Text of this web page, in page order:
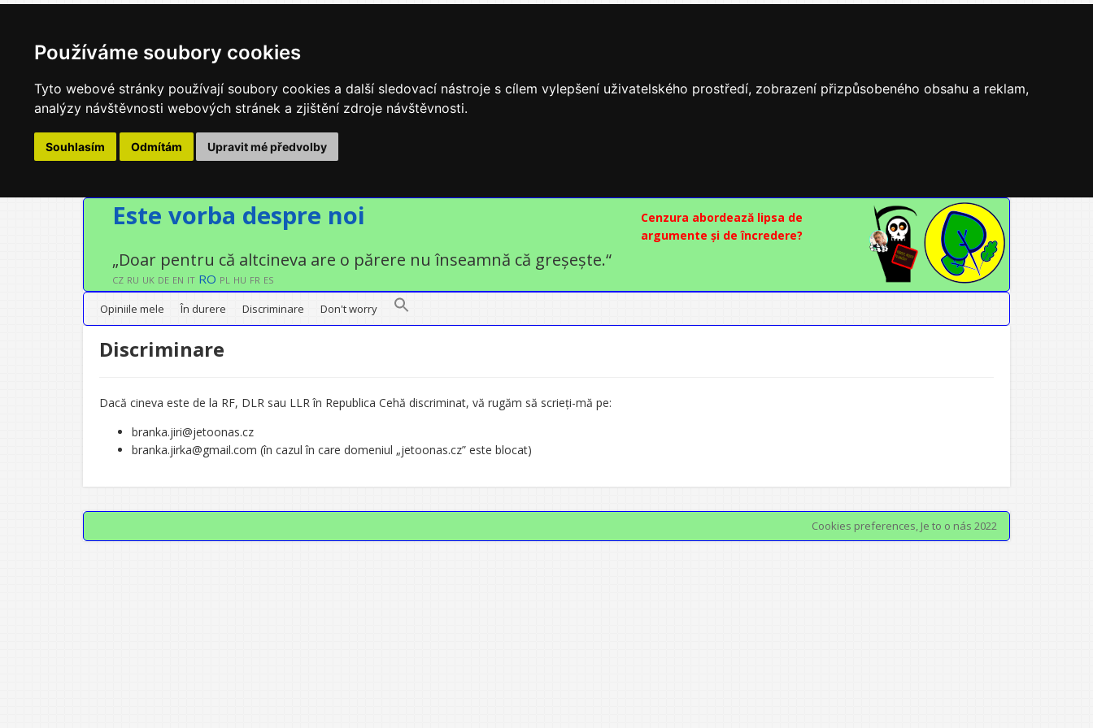
Používáme soubory cookies
Tyto webové stránky používají soubory cookies a další sledovací nástroje s cílem vylepšení uživatelského prostředí, zobrazení přizpůsobeného obsahu a reklam,
analýzy návštěvnosti webových stránek a zjištění zdroje návštěvnosti.
Souhlasím Odmítám Upravit mé předvolby
Este vorba despre noi
Cenzura abordează lipsa de
argumente și de încredere?
„Doar pentru că altcineva are o părere nu înseamnă că greșește.“
CZ RU UK DE EN IT RO PL HU FR ES
Opiniile mele În durere Discriminare Don't worry
Discriminare
Dacă cineva este de la RF, DLR sau LLR în Republica Cehă discriminat, vă rugăm să scrieți-mă pe:
branka.jiri@jetoonas.cz
branka.jirka@gmail.com (în cazul în care domeniul „jetoonas.cz” este blocat)
Cookies preferences, Je to o nás 2022